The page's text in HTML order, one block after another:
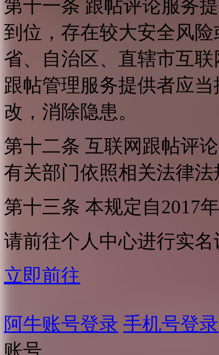
第十一条 跟帖评论服务
到位，存在较大安全风
省、自治区、直辖市互
跟帖管理服务提供者应
改，消除隐患。
第十二条 互联网跟帖评
有关部门依照相关法律
第十三条 本规定自2017
请前往个人中心进行实名
立即前往
阿牛账号登录 手机号登录
账号